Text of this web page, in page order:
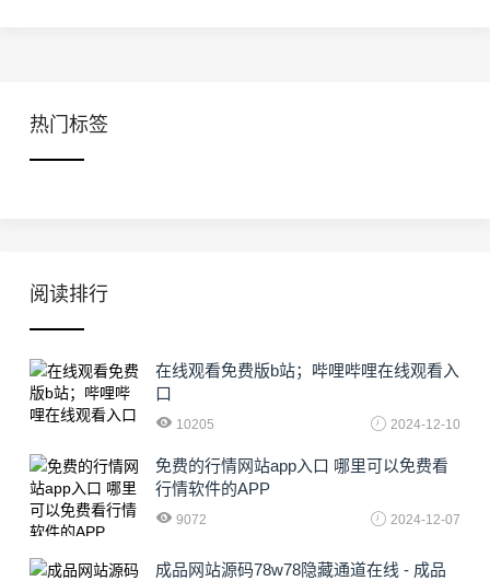
热门标签
阅读排行
在线观看免费版b站；哔哩哔哩在线观看入
口
10205 2024-12-10
免费的行情网站app入口 哪里可以免费看
行情软件的APP
9072 2024-12-07
成品网站源码78w78隐藏通道在线 - 成品